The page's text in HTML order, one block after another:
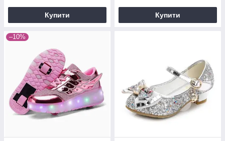
Купити Купити
–10%